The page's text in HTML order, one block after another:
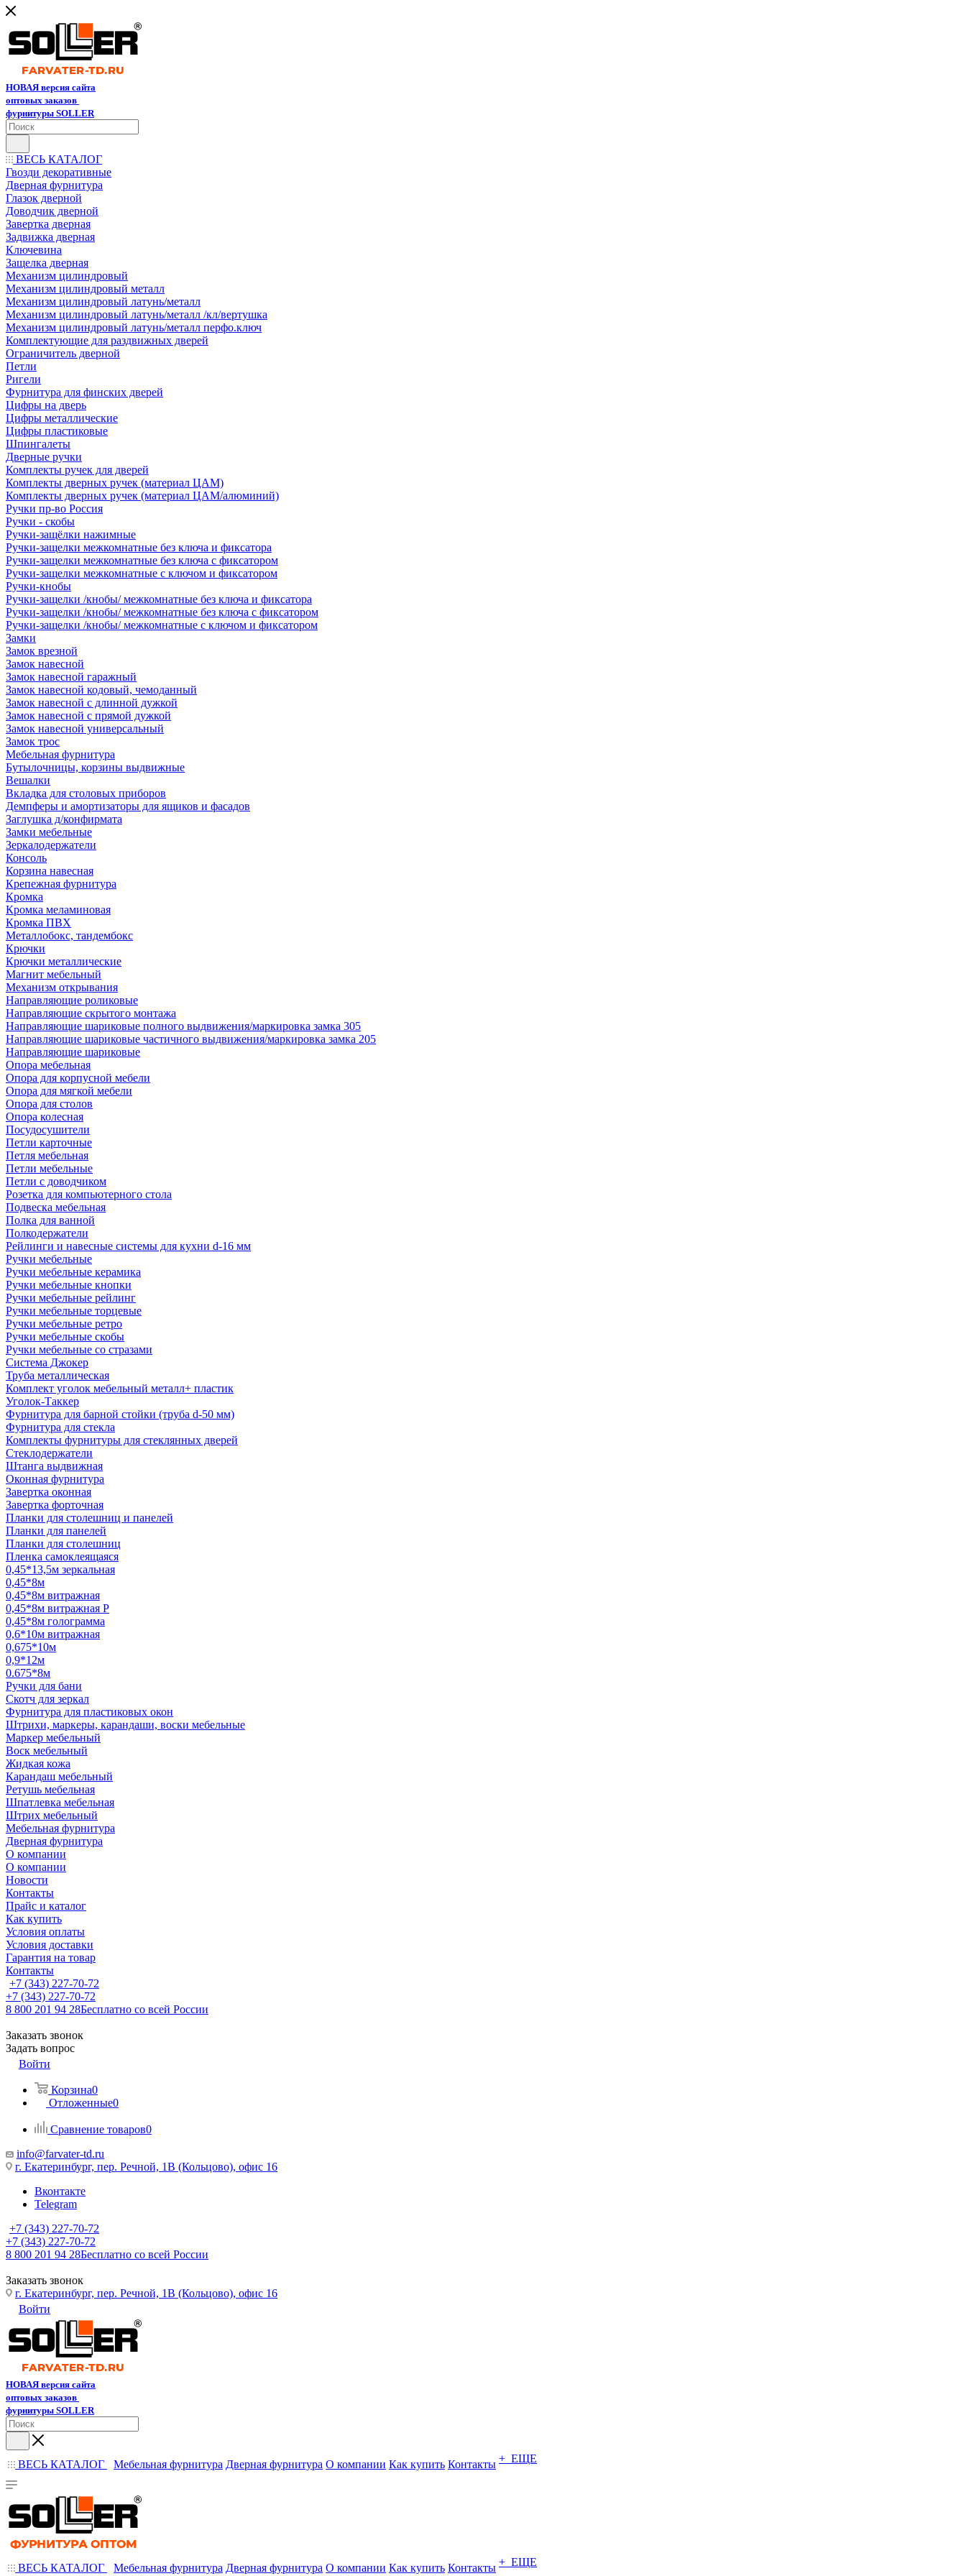
НОВАЯ версия сайта
оптовых заказов
фурнитуры SOLLER
ВЕСЬ КАТАЛОГ
Гвозди декоративные
Дверная фурнитура
Глазок дверной
Доводчик дверной
Завертка дверная
Задвижка дверная
Ключевина
Защелка дверная
Механизм цилиндровый
Механизм цилиндровый металл
Механизм цилиндровый латунь/металл
Механизм цилиндровый латунь/металл /кл/вертушка
Механизм цилиндровый латунь/металл перфо.ключ
Комплектующие для раздвижных дверей
Ограничитель дверной
Петли
Ригели
Фурнитура для финских дверей
Цифры на дверь
Цифры металлические
Цифры пластиковые
Шпингалеты
Дверные ручки
Комплекты ручек для дверей
Комплекты дверных ручек (материал ЦАМ)
Комплекты дверных ручек (материал ЦАМ/алюминий)
Ручки пр-во Россия
Ручки - скобы
Ручки-защёлки нажимные
Ручки-защелки межкомнатные без ключа и фиксатора
Ручки-защелки межкомнатные без ключа с фиксатором
Ручки-защелки межкомнатные с ключом и фиксатором
Ручки-кнобы
Ручки-защелки /кнобы/ межкомнатные без ключа и фиксатора
Ручки-защелки /кнобы/ межкомнатные без ключа с фиксатором
Ручки-защелки /кнобы/ межкомнатные с ключом и фиксатором
Замки
Замок врезной
Замок навесной
Замок навесной гаражный
Замок навесной кодовый, чемоданный
Замок навесной с длинной дужкой
Замок навесной с прямой дужкой
Замок навесной универсальный
Замок трос
Мебельная фурнитура
Бутылочницы, корзины выдвижные
Вешалки
Вкладка для столовых приборов
Демпферы и амортизаторы для ящиков и фасадов
Заглушка д/конфирмата
Замки мебельные
Зеркалодержатели
Консоль
Корзина навесная
Крепежная фурнитура
Кромка
Кромка меламиновая
Кромка ПВХ
Металлобокс, тандембокс
Крючки
Крючки металлические
Магнит мебельный
Механизм открывания
Направляющие роликовые
Направляющие скрытого монтажа
Направляющие шариковые полного выдвижения/маркировка замка 305
Направляющие шариковые частичного выдвижения/маркировка замка 205
Направляющие шариковые
Опора мебельная
Опора для корпусной мебели
Опора для мягкой мебели
Опора для столов
Опора колесная
Посудосушители
Петли карточные
Петля мебельная
Петли мебельные
Петли с доводчиком
Розетка для компьютерного стола
Подвеска мебельная
Полка для ванной
Полкодержатели
Рейлинги и навесные системы для кухни d-16 мм
Ручки мебельные
Ручки мебельные керамика
Ручки мебельные кнопки
Ручки мебельные рейлинг
Ручки мебельные торцевые
Ручки мебельные ретро
Ручки мебельные скобы
Ручки мебельные со стразами
Система Джокер
Труба металлическая
Комплект уголок мебельный металл+ пластик
Уголок-Таккер
Фурнитура для барной стойки (труба d-50 мм)
Фурнитура для стекла
Комплекты фурнитуры для стеклянных дверей
Стеклодержатели
Штанга выдвижная
Оконная фурнитура
Завертка оконная
Завертка форточная
Планки для столешниц и панелей
Планки для панелей
Планки для столешниц
Пленка самоклеящаяся
0,45*13,5м зеркальная
0,45*8м
0,45*8м витражная
0,45*8м витражная Р
0,45*8м голограмма
0,6*10м витражная
0,675*10м
0,9*12м
0.675*8м
Ручки для бани
Скотч для зеркал
Фурнитура для пластиковых окон
Штрихи, маркеры, карандаши, воски мебельные
Маркер мебельный
Воск мебельный
Жидкая кожа
Карандаш мебельный
Ретушь мебельная
Шпатлевка мебельная
Штрих мебельный
Мебельная фурнитура
Дверная фурнитура
О компании
О компании
Новости
Контакты
Прайс и каталог
Как купить
Условия оплаты
Условия доставки
Гарантия на товар
Контакты
+7 (343) 227-70-72
+7 (343) 227-70-72
8 800 201 94 28Бесплатно со всей России
Заказать звонок
Задать вопрос
Войти
Корзина0
Отложенные0
Сравнение товаров0
info@farvater-td.ru
г. Екатеринбург, пер. Речной, 1В (Кольцово), офис 16
Вконтакте
Telegram
+7 (343) 227-70-72
+7 (343) 227-70-72
8 800 201 94 28Бесплатно со всей России
Заказать звонок
г. Екатеринбург, пер. Речной, 1В (Кольцово), офис 16
Войти
НОВАЯ версия сайта
оптовых заказов
фурнитуры SOLLER
ВЕСЬ КАТАЛОГ Мебельная фурнитура Дверная фурнитура О компании Как купить Контакты + ЕЩЕ
ВЕСЬ КАТАЛОГ Мебельная фурнитура Дверная фурнитура О компании Как купить Контакты + ЕЩЕ